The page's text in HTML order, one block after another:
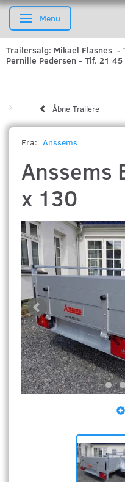
Skifte navigation
Menu
Trailersalg: Mikael Flasnes -
Pernille Pedersen - Tlf. 21
Åbne Trailere
Fra: Anssems
Anssems
x 130